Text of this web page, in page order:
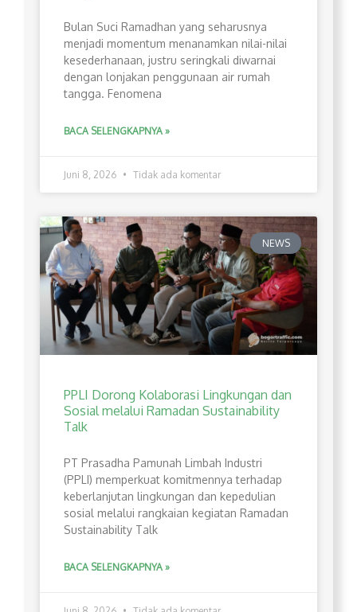
Bulan Suci Ramadhan yang seharusnya
menjadi momentum menanamkan nilai-nilai
kesederhanaan, justru seringkali diwarnai
dengan lonjakan penggunaan air rumah
tangga. Fenomena
BACA SELENGKAPNYA »
Juni 8, 2026 Tidak ada komentar
NEWS
PPLI Dorong Kolaborasi Lingkungan dan
Sosial melalui Ramadan Sustainability
Talk
PT Prasadha Pamunah Limbah Industri
(PPLI) memperkuat komitmennya terhadap
keberlanjutan lingkungan dan kepedulian
sosial melalui rangkaian kegiatan Ramadan
Sustainability Talk
BACA SELENGKAPNYA »